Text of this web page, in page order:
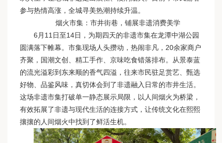
参与热情高涨，全城寻美热潮持续升温。
烟火市集：市井街巷，铺展非遗消费美学
6月11日至14日，为期四天的非遗市集在龙潭中湖公园
圆满落下帷幕。市集现场人头攒动，热闹非凡，20余家商户
齐聚，国潮文创、精工手作、京味吃食错落排布。从景泰蓝
的流光溢彩到东来顺的香气四溢，往来市民驻足赏艺、甄选
好物、品鉴风味，真切体会到了非遗融入日常的市井生活。
这场非遗市集打破单一静态展示局限，以人间烟火为桥梁，
有效拓展了非遗与现代生活的连接方式，让传统文化在熙熙
攘攘的人间烟火中找到了鲜活生机。